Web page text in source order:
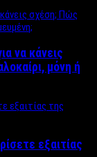
να κάνεις
μόνη ή
εξαιτίας